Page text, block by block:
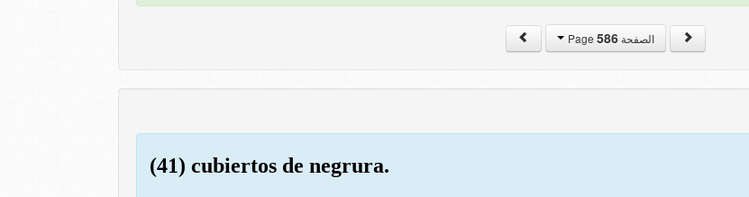
الصفحة Page586
(41) cubiertos de negrura.